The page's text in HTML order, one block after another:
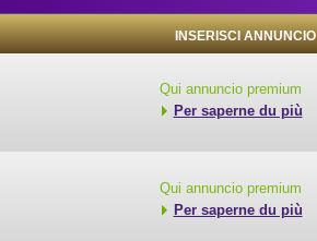
INSERISCI ANNUNCIO
Qui annuncio premium
Per saperne du più
Qui annuncio premium
Per saperne du più